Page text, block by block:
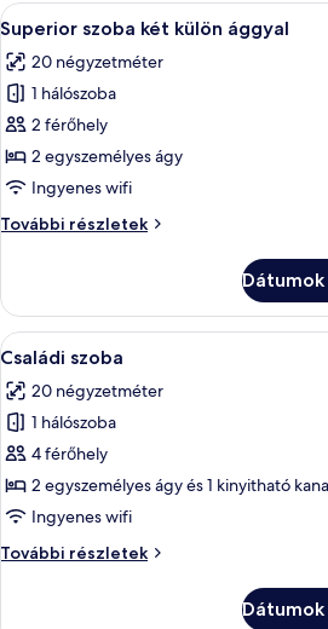
A
következő
szoba
összes
képének
megtekintése:
Superior
két
Egy
5
Superior szoba két külön ággyal
20 négyzetméter
1 hálószoba
2 férőhely
2 egyszemélyes ágy
Ingyenes wifi
További részletek
Superior
ággyal
további
részletei
A
következő
szoba
összes
képének
megtekintése:
Családi
Egy
4
Családi szoba
20 négyzetméter
1 hálószoba
4 férőhely
2 egyszemélyes ágy és 1 kinyitható
Ingyenes wifi
További részletek
Családi